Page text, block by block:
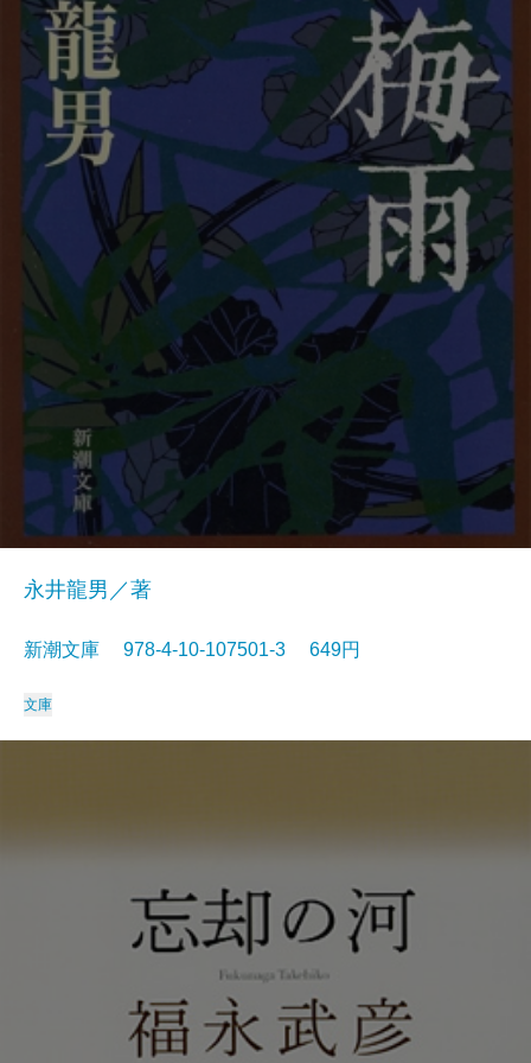
永井龍男／著
新潮文庫 978-4-10-107501-3 649円
文庫